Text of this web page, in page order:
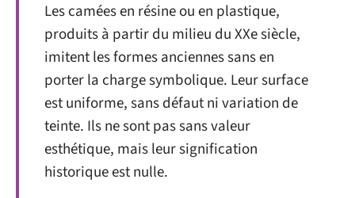
Les camées en résine ou en plastique,
produits à partir du milieu du XXe siècle,
imitent les formes anciennes sans en
porter la charge symbolique. Leur surface
est uniforme, sans défaut ni variation de
teinte. Ils ne sont pas sans valeur
esthétique, mais leur signification
historique est nulle.